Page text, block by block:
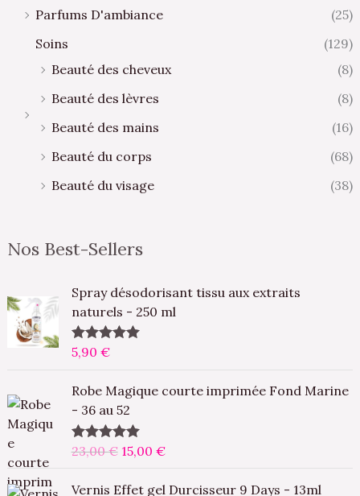
Parfums D'ambiance
(25)
Soins
(129)
Beauté des cheveux
(8)
Beauté des lèvres
(8)
Beauté des mains
(16)
Beauté du corps
(68)
Beauté du visage
(38)
Nos Best-Sellers
Spray désodorisant tissu aux extraits
naturels - 250 ml
Note 5.00
5,90 €
Robe Magique courte imprimée Fond Marine
- 36 au 52
Note5.00
sur 5
23,00€
e
r
i
15,00 €
i
Vernis Effet gel Durcisseur 9 Days - 13ml